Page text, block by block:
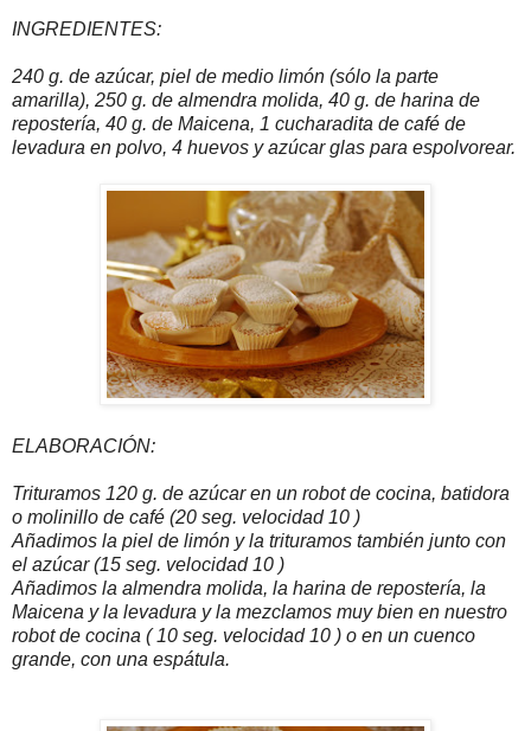
INGREDIENTES:
240 g. de azúcar, piel de medio limón (sólo la parte
amarilla), 250 g. de almendra molida, 40 g. de harina de
repostería, 40 g. de Maicena, 1 cucharadita de café de
levadura en polvo, 4 huevos y azúcar glas para espolvorear.
ELABORACIÓN:
Trituramos 120 g. de azúcar en un robot de cocina, batidora
o molinillo de café (20 seg. velocidad 10 )
Añadimos la piel de limón y la trituramos también junto con
el azúcar (15 seg. velocidad 10 )
Añadimos la almendra molida, la harina de repostería, la
Maicena y la levadura y la mezclamos muy bien en nuestro
robot de cocina ( 10 seg. velocidad 10 ) o en un cuenco
grande, con una espátula.